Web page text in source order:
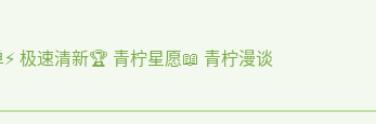
⚡ 极速清新🏆 青柠星愿📖 青柠漫谈